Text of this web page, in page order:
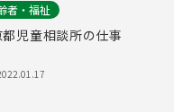
者・福祉
児童相談所の仕事